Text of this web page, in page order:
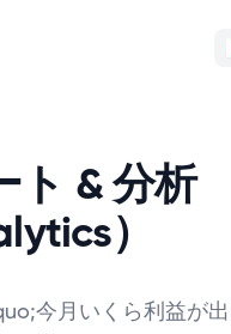
ト & 分析
）
今月いくら利益が